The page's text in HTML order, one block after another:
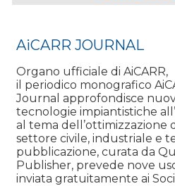
AiCARR JOURNAL
Organo ufficiale di AiCARR,
il periodico monografico
Journal approfondisce
tecnologie impiantistiche
al tema dell’ottimizzazione
settore civile, industriale e
pubblicazione, curata da
Publisher, prevede nove
inviata gratuitamente ai Soci